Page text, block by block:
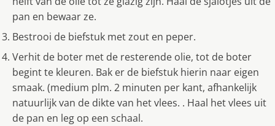
pan en bewaar ze.
Bestrooi de biefstuk met zout en peper.
Verhit de boter met de resterende olie, tot de boter
begint te kleuren. Bak er de biefstuk hierin naar eigen
smaak. (medium plm. 2 minuten per kant, afhankelijk
natuurlijk van de dikte van het vlees. . Haal het vlees uit
de pan en leg op een schaal.